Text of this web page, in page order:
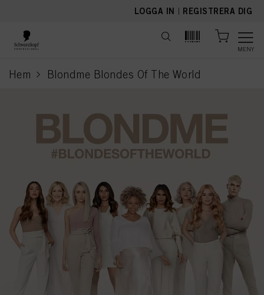
LOGGA IN | REGISTRERA DIG
MENY
Hem Blondme Blondes Of The World
current page